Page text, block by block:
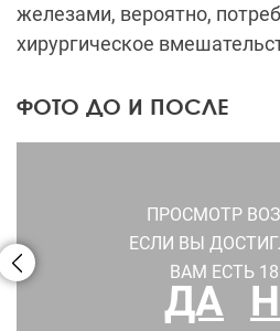
железами, вероятно,
хирургическое
ФОТО ДО И ПОСЛЕ
ПРОСМОТР
ЕСЛИ ВЫ
ВАМ ЕСТЬ
ДА